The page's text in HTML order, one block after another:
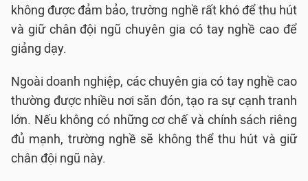
không được đảm bảo, trường nghề rất khó để thu hút
và giữ chân đội ngũ chuyên gia có tay nghề cao để
giảng dạy.
Ngoài doanh nghiệp, các chuyên gia có tay nghề cao
thường được nhiều nơi săn đón, tạo ra sự cạnh tranh
lớn. Nếu không có những cơ chế và chính sách riêng
đủ mạnh, trường nghề sẽ không thể thu hút và giữ
chân đội ngũ này.